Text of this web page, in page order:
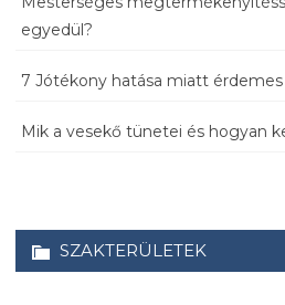
egyedül?
7 Jótékony hatása miatt
Mik a vesekő tünetei és hogyan
SZAKTERÜLETEK